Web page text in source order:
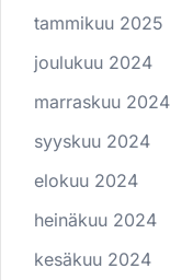
tammikuu 2025
joulukuu 2024
marraskuu 2024
syyskuu 2024
elokuu 2024
heinäkuu 2024
kesäkuu 2024